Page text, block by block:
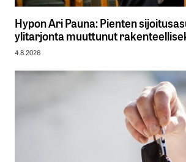
Hypon Ari Pauna: Pienten
ylitarjonta muuttunut
4.8.2026